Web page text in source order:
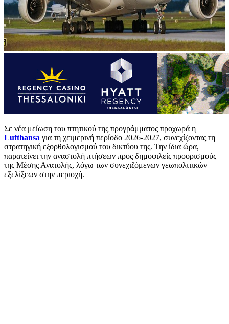
Σε νέα μείωση του πτητικού της προγράμματος προχωρά η
Lufthansa για τη χειμερινή περίοδο 2026-2027, συνεχίζοντας τη
στρατηγική εξορθολογισμού του δικτύου της. Την ίδια ώρα,
παρατείνει την αναστολή πτήσεων προς δημοφιλείς προορισμούς
της Μέσης Ανατολής, λόγω των συνεχιζόμενων γεωπολιτικών
εξελίξεων στην περιοχή.